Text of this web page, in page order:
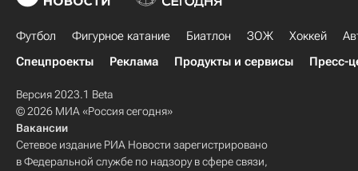
Футбол Фигурное катание Биатлон ЗОЖ Хоккей
Спецпроекты
Реклама Продукты и сервисы Пресс-
Версия 2023.1 Beta
© 2026 МИА «Россия сегодня»
Вакансии
Сетевое издание РИА Новости зарегистрировано
в Федеральной службе по надзору в сфере связи,